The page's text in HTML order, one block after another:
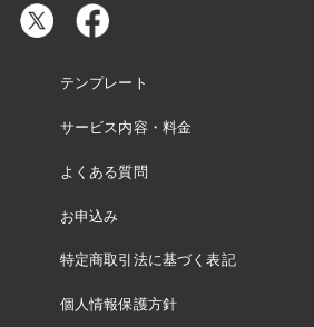
テンプレート
サービス内容・料金
よくある質問
お申込み
特定商取引法に基づく表記
個人情報保護方針